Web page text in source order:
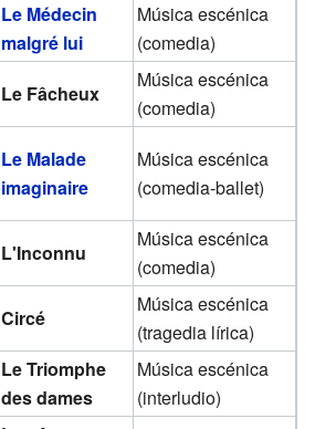
Le Médecin
malgré lui
Música escénica
(comedia)
Le Fâcheux
Música escénica
(comedia)
Le Malade
imaginaire
Música escénica
(comedia-ballet)
L'Inconnu
Música escénica
(comedia)
Circé
Música escénica
(tragedia lírica)
Le Triomphe
des dames
Música escénica
(interludio)